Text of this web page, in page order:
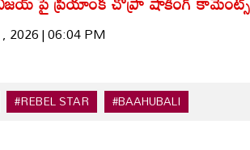
2026 | 06:04 PM
#REBEL STAR #BAAHUBALI